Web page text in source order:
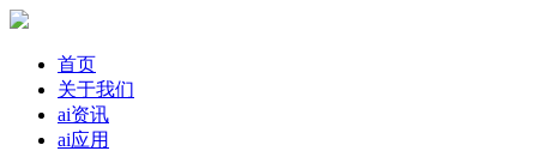
首页
关于我们
ai资讯
ai应用